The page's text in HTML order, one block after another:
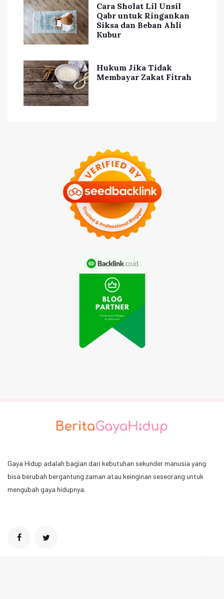
Cara Sholat Lil Unsil
Qabr untuk Ringankan
Siksa dan Beban Ahli
Kubur
Hukum Jika Tidak
Membayar Zakat Fitrah
Gaya Hidup adalah bagian dari kebutuhan sekunder manusia yang
bisa berubah bergantung zaman atau keinginan seseorang untuk
mengubah gaya hidupnya.